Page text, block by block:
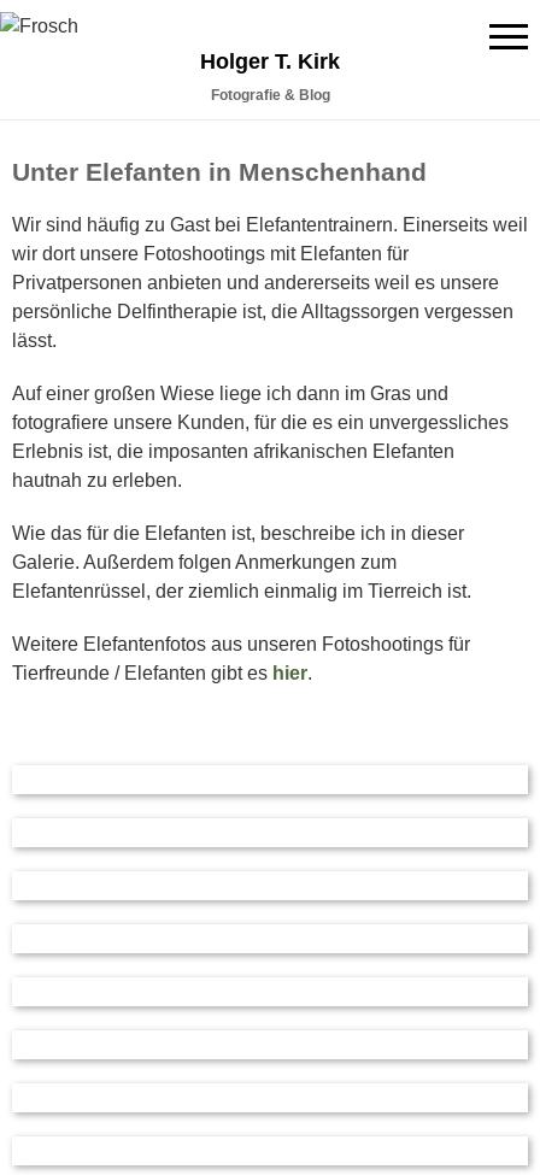
Holger T. Kirk
Fotografie & Blog
Unter Elefanten in Menschenhand
Wir sind häufig zu Gast bei Elefantentrainern. Einerseits weil
wir dort unsere Fotoshootings mit Elefanten für
Privatpersonen anbieten und andererseits weil es unsere
persönliche Delfintherapie ist, die Alltagssorgen vergessen
lässt.
Auf einer großen Wiese liege ich dann im Gras und
fotografiere unsere Kunden, für die es ein unvergessliches
Erlebnis ist, die imposanten afrikanischen Elefanten
hautnah zu erleben.
Wie das für die Elefanten ist, beschreibe ich in dieser
Galerie. Außerdem folgen Anmerkungen zum
Elefantenrüssel, der ziemlich einmalig im Tierreich ist.
Weitere Elefantenfotos aus unseren Fotoshootings für
Tierfreunde / Elefanten gibt es hier.